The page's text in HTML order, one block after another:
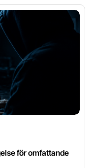
för omfattande